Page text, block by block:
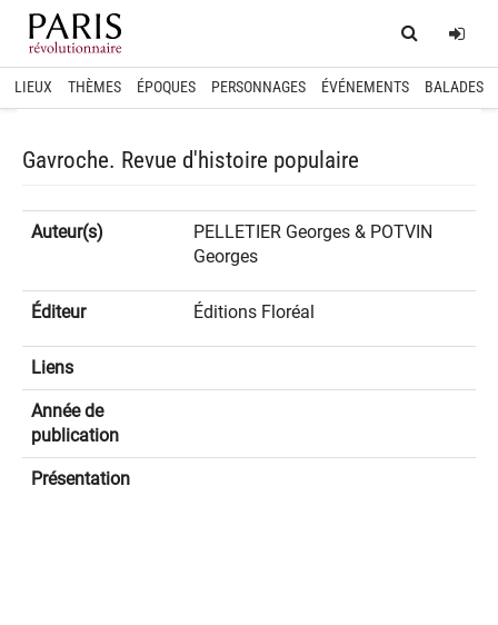
Home
LIEUX THÈMES ÉPOQUES PERSONNAGES ÉVÉNEMENTS BALADES
Gavroche. Revue d'histoire populaire
Auteur(s)
PELLETIER Georges & POTVIN
Georges
Éditeur Éditions Floréal
Liens
Année de
publication
Présentation